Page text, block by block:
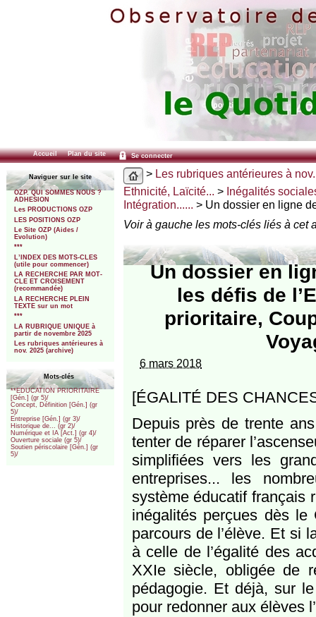
Accueil Plan du site Se connecter
Naviguer sur le site
OZP. QUI SOMMES NOUS ?
ADHESION
Les PRODUCTIONS OZP
LES POSITIONS OZP
Le Site OZP (Aides /
Evolution)
***
L’INDEX DES MOTS-CLES
(utile pour commencer)
LA RECHERCHE PAR MOT-
CLE ET CROISEMENT
(recommandée)
LA RECHERCHE PLEIN
TEXTE sur un mot
***
LA RUBRIQUE UNIQUE à
partir de novembre 2025
Les rubriques antérieures à
nov. 2025 (archive)
Mots-clés
**EDUCATION PRIORITAIRE
[Gén.] (gr 5)/
Concept, Définition [Gén.] (gr
5)/
Entreprise [Gén.] (gr 3)/
Historique de... (gr 2)/
Numérique et IA [Act.] (gr 4)/
Ouverture sociale (gr 5)/
Soutien périscolaire [Gén.] (gr
5)/
> Les rubriques antérieures à
Ethnicité, Laïcité... > Inégalités
Intégration...... > Un dossier en ligne
Voir à gauche les mots-clés liés à cet
Un dossier en
les défis de
prioritaire,
6 mars 2018
[ÉGALITÉ DES
Depuis près de trente
tenter de réparer
simplifiées vers les
entreprises... les
système éducatif français
inégalités perçues dès
parcours de l’élève. Et si
à celle de l’égalité des
XXIe siècle, obligée de
pédagogie. Et déjà, sur
pour redonner aux élèves